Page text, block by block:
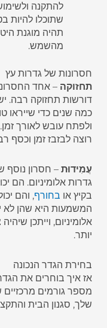
להתקנה
שתוכלו להיות
תהיה מוגנת
מהשמש.
חסרונות של גדרות עץ
תחזוקה – אחד
דורשות תחזוקה רבה.
כמה שנים כדי שייראו
ולפתח עובש לאורך
רוצה לבזבז זמן וכסף
עֲמִידוּת – חסרון נוסף
גדרות אלומיניום. הם
בקיץ או בחורף, והם
המשמעות היא שהן לא
אלומיניום, וייתכן
יותר.
בחירת הגדר הנכונה
אז איך בוחרים את
מספר גורמים מרכזיים
שלך, סגנון הבית